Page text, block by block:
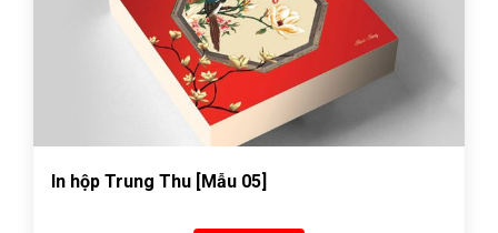
In hộp Trung Thu [Mẫu 05]